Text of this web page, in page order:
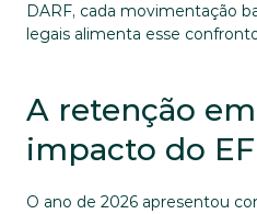
DARF, cada movimentação
legais alimenta esse
A retenção
impacto do
O ano de 2026 apresentou